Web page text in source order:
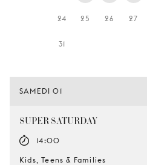
24 25 26 27
31
SAMEDI 01
SUPER SATURDAY
14:00
Kids, Teens & Families